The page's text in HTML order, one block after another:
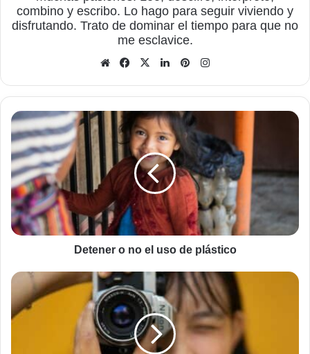
combino y escribo. Lo hago para seguir viviendo y
disfrutando. Trato de dominar el tiempo para que no
me esclavice.
Sitio
Facebook
X LinkedInPinterest
Detener
o
no
el
uso
de
plástico
Detener o no el uso de plástico
Instagram
es
la
aplicación